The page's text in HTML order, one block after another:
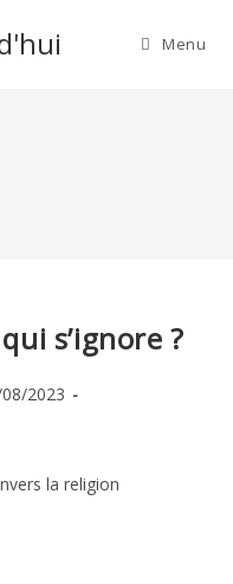
Menu
s’ignore ?
2023
la religion